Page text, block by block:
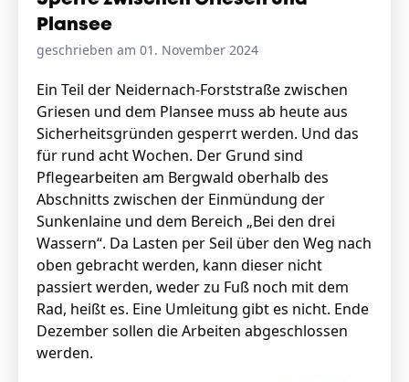
Plansee
geschrieben am 01. November 2024
Ein Teil der Neidernach-Forststraße zwischen
Griesen und dem Plansee muss ab heute aus
Sicherheitsgründen gesperrt werden. Und das
für rund acht Wochen. Der Grund sind
Pflegearbeiten am Bergwald oberhalb des
Abschnitts zwischen der Einmündung der
Sunkenlaine und dem Bereich „Bei den drei
Wassern“. Da Lasten per Seil über den Weg nach
oben gebracht werden, kann dieser nicht
passiert werden, weder zu Fuß noch mit dem
Rad, heißt es. Eine Umleitung gibt es nicht. Ende
Dezember sollen die Arbeiten abgeschlossen
werden.